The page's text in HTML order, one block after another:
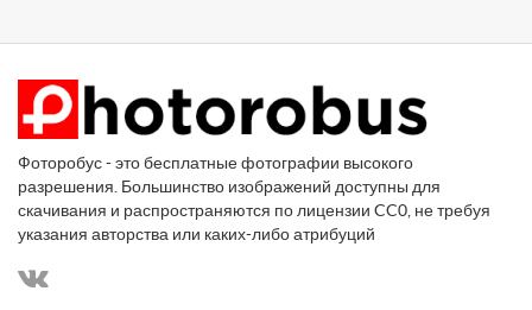
Фоторобус - это бесплатные фотографии высокого
разрешения. Большинство изображений доступны для
скачивания и распространяются по лицензии CC0, не требуя
указания авторства или каких-либо атрибуций